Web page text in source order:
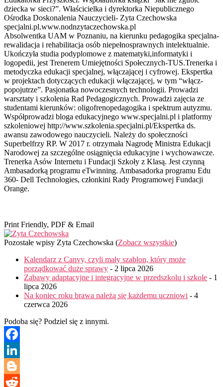
dziecka w sieci?”. Właścicielka i dyrektorka Niepublicznego
Ośrodka Doskonalenia Nauczycieli- Zyta Czechowska
specjalni.pl.www.nodnzytaczechowska.pl
Absolwentka UAM w Poznaniu, na kierunku pedagogika specjalna-
rewalidacja i rehabilitacja osób niepełnosprawnych intelektualnie.
Ukończyła studia podyplomowe z matematyki,informatyki i
logopedii, jest Trenerem Umiejętności Społecznych-TUS.Trenerka i
metodyczka edukacji specjalnej, włączającej i cyfrowej. Ekspertka
w projektach dotyczących edukacji włączającej, w tym “włącz-
popojutrze”. Pasjonatka nowoczesnych technologii. Prowadzi
warsztaty i szkolenia Rad Pedagogicznych. Prowadzi zajęcia ze
studentami kierunków: oligofrenopedagogika i spektrum autyzmu.
Współprowadzi bloga edukacyjnego www.specjalni.pl i platformy
szkoleniowej http://www.szkolenia.specjalni.pl/Ekspertka ds.
awansu zawodowego nauczycieli. Należy do społeczności
Superbelfrzy RP. W 2017 r. otrzymała Nagrodę Ministra Edukacji
Narodowej za szczególne osiągnięcia edukacyjne i wychowawcze.
Trenerka Asów Internetu i Fundacji Szkoły z Klasą. Jest czynną
Ambasadorką programu eTwinning. Ambasadorka programu Edu
360- Dell Technologies, członkini Rady Programowej Fundacji
Orange.
Print Friendly, PDF & Email
Pozostałe wpisy Zyta Czechowska (Zobacz wszystkie)
Kalendarz z Canvy, czyli mały szablon, który może
porządkować duże sprawy - 2 lipca 2026
Zabawy adaptacyjne i integracyjne w przedszkolu i szkole - 1
lipca 2026
Na koniec roku brawa należą się każdemu uczniowi - 4
czerwca 2026
Podoba się? Podziel się z innymi.
Facebook
LinkedIn
Blogger